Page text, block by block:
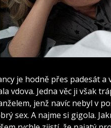
je hodně přes padesát a
vdova. Jedna věc ji však
jenž navíc nebyl v
sex. A najme si gigola.